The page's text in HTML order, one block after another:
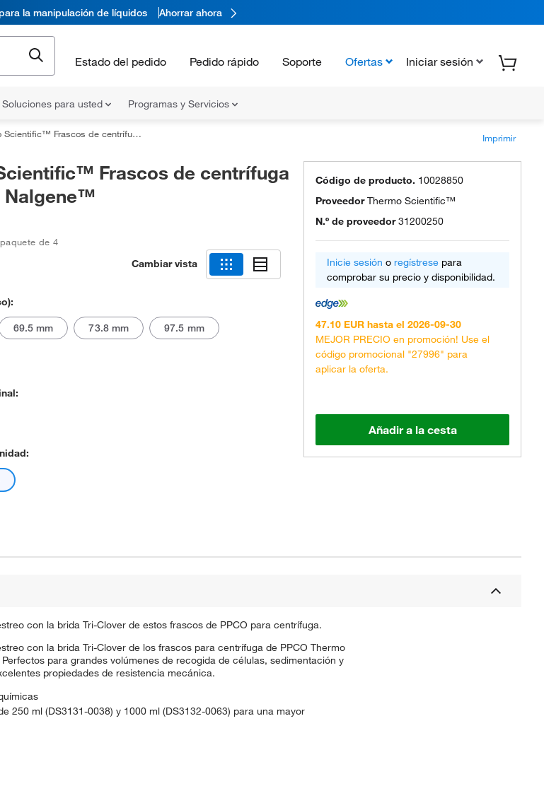
la manipulación de líquidos Ahorrar ahora
Estado del pedido Pedido rápido Soporte Ofertas Iniciar sesión
Soluciones para usted Programas y Servicios
Frascos de centrífuga de PPCO Nalgene™ Imprimir
Frascos de centrífuga
Nalgene™
paquete de 4
Cambiar vista
69.5 mm 73.8 mm 97.5 mm
Código de producto. 10028850
ProveedorThermo Scientific™
N.º de proveedor 31200250
Inicie sesión o regístrese para
comprobar su precio y disponibilidad.
47.10 EUR hasta el 2026-09-30
MEJOR PRECIO en promoción! Use el
código promocional "27996" para
aplicar la oferta.
Añadir a la cesta
con la brida Tri-Clover de estos frascos de PPCO para centrífuga.
con la brida Tri-Clover de los frascos para centrífuga de PPCO Thermo
para grandes volúmenes de recogida de células, sedimentación y
propiedades de resistencia mecánica.
250 ml (DS3131-0038) y 1000 ml (DS3132-0063) para una mayor